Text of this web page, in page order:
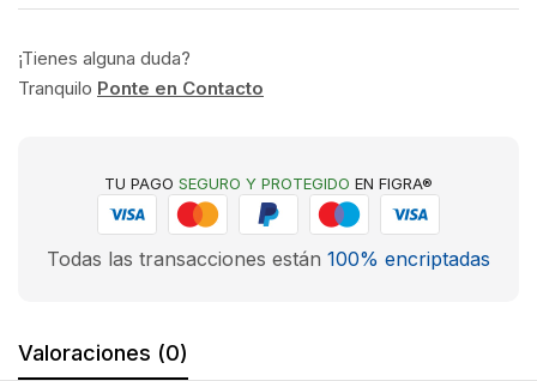
¡Tienes alguna duda?
Tranquilo Ponte en Contacto
TU PAGO SEGURO Y PROTEGIDO EN FIGRA®
Todas las transacciones están 100% encriptadas
Valoraciones (0)